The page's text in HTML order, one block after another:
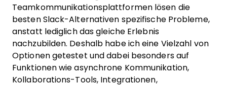
Teamkommunikationsplattformen lösen die
besten Slack-Alternativen spezifische Probleme,
anstatt lediglich das gleiche Erlebnis
nachzubilden. Deshalb habe ich eine Vielzahl von
Optionen getestet und dabei besonders auf
Funktionen wie asynchrone Kommunikation,
Kollaborations-Tools, Integrationen,